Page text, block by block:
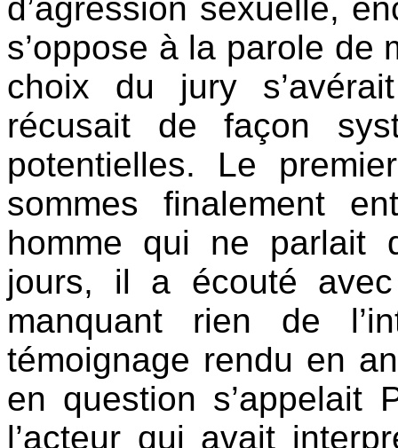
d’agression sexuelle,
s’oppose à la parole de
choix du jury
récusait de façon
potentielles. Le
sommes finalement
homme qui ne parlait
jours, il a écouté
manquant rien de
témoignage rendu en
en question s’appelait
l’acteur qui avait